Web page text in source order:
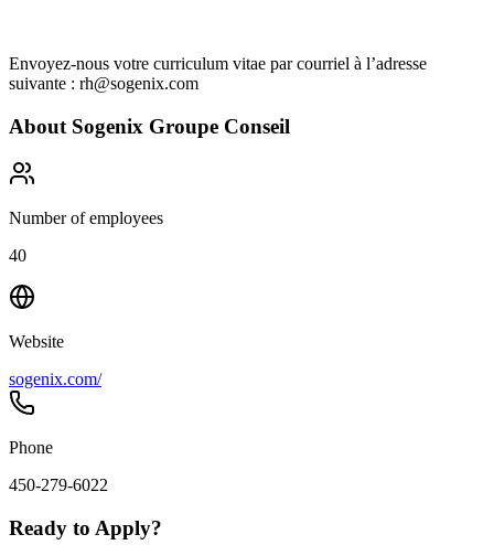
Envoyez-nous votre curriculum vitae par courriel à l’adresse
suivante : rh@sogenix.com
About Sogenix Groupe Conseil
Number of employees
40
Website
sogenix.com/
Phone
450-279-6022
Ready to Apply?